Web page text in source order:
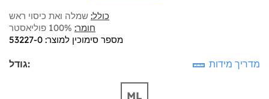
כולל: שמלה ואת כיסוי ראש
חומר:
מספר סימוכין למוצר: 53227-0
גודל: מדריך מידות
ML